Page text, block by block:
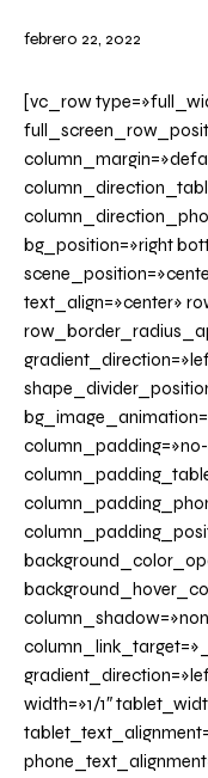
febrero 22, 2022
[vc_row
bg_position=»right
text_align=»center»
width=»1/1″